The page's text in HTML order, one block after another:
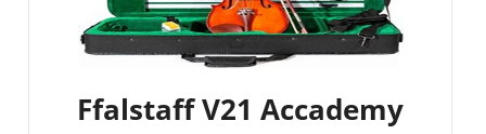
Ffalstaff V21 Accademy